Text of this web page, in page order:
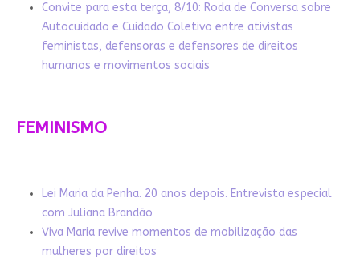
Convite para esta terça, 8/10: Roda de Conversa sobre
Autocuidado e Cuidado Coletivo entre ativistas
feministas, defensoras e defensores de direitos
humanos e movimentos sociais
FEMINISMO
Lei Maria da Penha. 20 anos depois. Entrevista especial
com Juliana Brandão
Viva Maria revive momentos de mobilização das
mulheres por direitos